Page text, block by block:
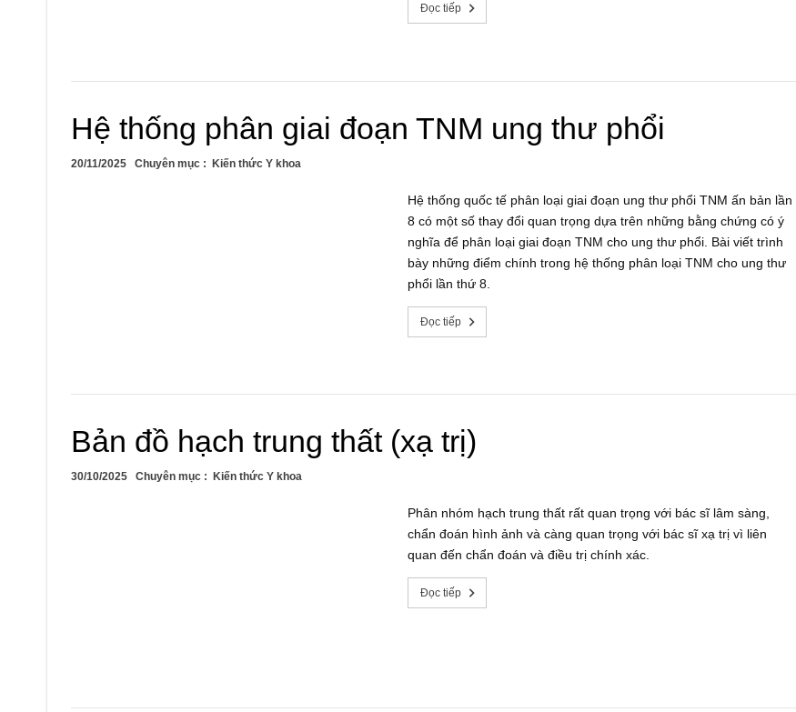
Đọc tiếp
Hệ thống phân giai đoạn TNM ung thư phổi
20/11/2025 Chuyên mục : Kiến thức Y khoa
Hệ thống quốc tế phân loại giai đoạn ung thư phổi TNM ấn bản lần
8 có một số thay đổi quan trọng dựa trên những bằng chứng có ý
nghĩa để phân loại giai đoạn TNM cho ung thư phổi. Bài viết trình
bày những điểm chính trong hệ thống phân loại TNM cho ung thư
phổi lần thứ 8.
Đọc tiếp
Bản đồ hạch trung thất (xạ trị)
30/10/2025 Chuyên mục : Kiến thức Y khoa
Phân nhóm hạch trung thất rất quan trọng với bác sĩ lâm sàng,
chẩn đoán hình ảnh và càng quan trọng với bác sĩ xạ trị vì liên
quan đến chẩn đoán và điều trị chính xác.
Đọc tiếp